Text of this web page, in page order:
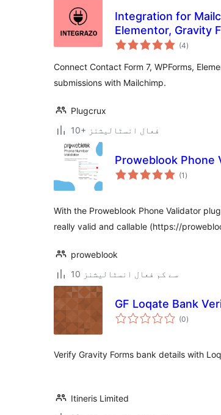
Integration for
Elementor, Gravity
(4مجموعی
درجہ
)
Connect Contact Form 7, WPForms,
submissions with Mailchimp.
Plugcrux
10+ فعال انسٹالیشنز
Proweblook Phone
(1 مجموعی
درجہ
)
With the Proweblook Phone Validator
really valid and callable (https://
proweblook
10 سے کم فعال انسٹالیشنز
GF Loqate Bank
(0مجموعی
درجہ
)
Verify Gravity Forms bank details with
Itineris Limited